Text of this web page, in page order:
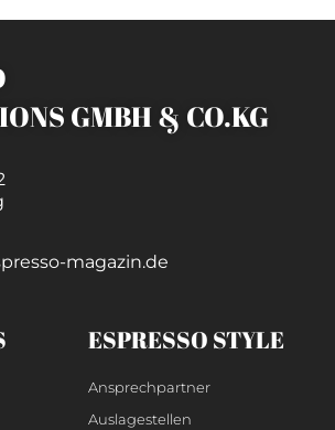
GMBH & CO.KG
magazin.de
ESPRESSO STYLE
Ansprechpartner
Auslagestellen